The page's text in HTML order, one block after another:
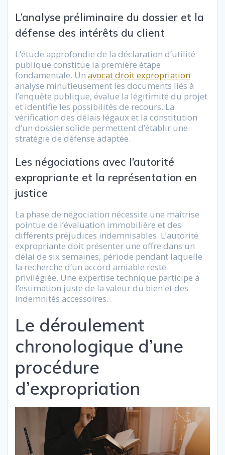
L’analyse préliminaire du dossier et la
défense des intérêts du client
L’étude approfondie de la déclaration d’utilité
publique constitue la première étape
fondamentale. Un avocat droit expropriation
analyse minutieusement les documents liés à
l’enquête publique, évalue la légitimité du projet
et identifie les possibilités de recours. La
vérification des délais légaux et la constitution
d’un dossier solide permettent d’établir une
stratégie de défense adaptée.
Les négociations avec l’autorité
expropriante et la représentation en
justice
La phase de négociation nécessite une maîtrise
pointue de l’évaluation immobilière et des
différents préjudices indemnisables. L’autorité
expropriante doit présenter une offre dans un
délai de six semaines, période pendant laquelle
la recherche d’un accord amiable reste
privilégiée. Une expertise technique participe à
l’estimation juste de la valeur du bien et des
indemnités accessoires.
Le déroulement
chronologique d’une
procédure
d’expropriation